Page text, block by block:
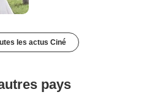
les actus Ciné
pays